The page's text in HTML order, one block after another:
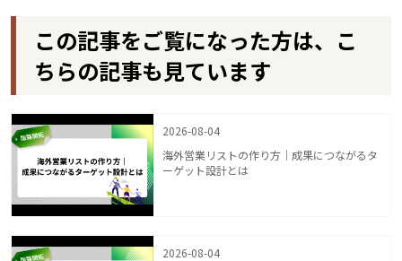
この記事をご覧になった方は、こ
ちらの記事も見ています
2026-08-04
海外営業リストの作り方｜成果につながるタ
ーゲット設計とは
2026-08-04